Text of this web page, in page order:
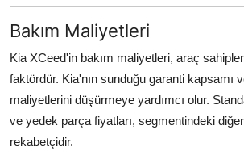
Bakım Maliyetleri
Kia XCeed'in bakım maliyetleri, araç
faktördür. Kia'nın sunduğu garanti kapsamı
maliyetlerini düşürmeye yardımcı olur.
ve yedek parça fiyatları, segmentindeki
rekabetçidir.